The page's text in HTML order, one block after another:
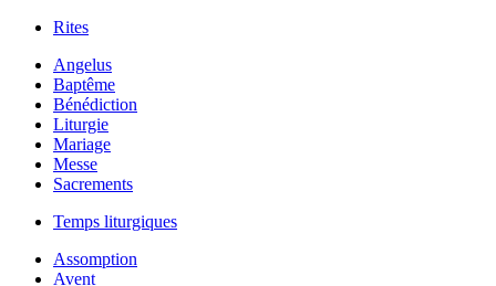
Rites
Angelus
Baptême
Bénédiction
Liturgie
Mariage
Messe
Sacrements
Temps liturgiques
Assomption
Avent